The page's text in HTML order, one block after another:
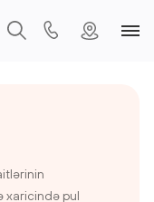
xaricində pul